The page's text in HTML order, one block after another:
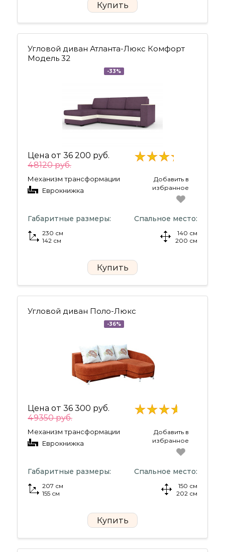
Купить
Угловой диван Атланта-Люкс Комфорт
Модель 32
-33%
Цена от 36 200 руб.
48120 руб.
Механизм трансформации
Еврокнижка
Добавить в
избранное
Габаритные размеры:
230 см
142 см
Спальное место:
140 см
200 см
Купить
Угловой диван Поло-Люкс
-36%
Цена от 36 300 руб.
49350 руб.
Механизм трансформации
Еврокнижка
Добавить в
избранное
Габаритные размеры:
207 см
155 см
Спальное место:
150 см
202 см
Купить